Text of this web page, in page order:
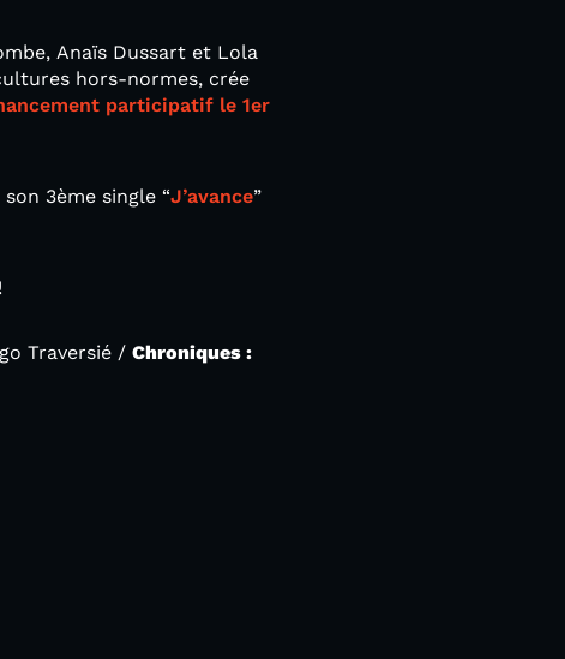
Anaïs Dussart et Lola
hors-normes, crée
participatif le 1er
3ème single “J’avance”
Traversié / Chroniques :